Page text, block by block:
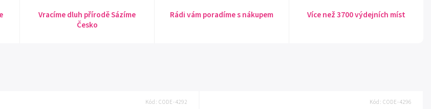
Vracíme dluh přírodě Sázíme
Česko
Rádi vám poradíme s nákupem Více než 3700 výdejních míst
Kód:CODE-4292 Kód: CODE-4296